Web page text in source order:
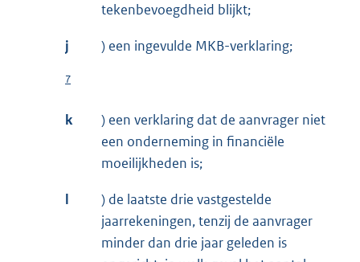
tekenbevoegdheid blijkt;
j ) een ingevulde MKB-verklaring;
7
k
) een verklaring dat de aanvrager niet
een onderneming in financiële
moeilijkheden is;
l
) de laatste drie vastgestelde
jaarrekeningen, tenzij de aanvrager
minder dan drie jaar geleden is